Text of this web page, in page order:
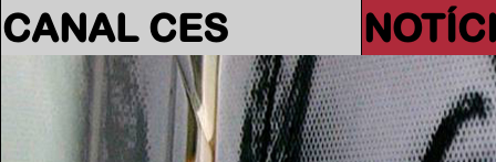
CANAL CES